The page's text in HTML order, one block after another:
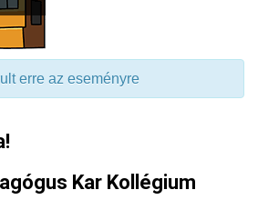
erre az eseményre
Kar Kollégium